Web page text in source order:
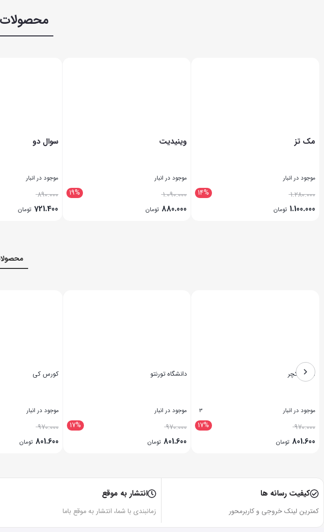
مک تز
موجود در انبار
14% 1.280.000
1.100.000 تومان
وینیدیت
موجود در انبار
19% 1.090.000
880.000 تومان
سوال دو
موجود در انبار
890.000
721.400 تومان
اینستراکچر
موجود در انبار 3
17% 970.000
801.600 تومان
دانشگاه تورنتو
موجود در انبار
17% 970.000
801.600 تومان
کورس کی
موجود در انبار
970.000
801.600 تومان
کیفیت رسانه ها
کمترین لینک خروجی و کاربرمحور
انتشار به موقع
زمانبندی با شما، انتشار به موقع باما